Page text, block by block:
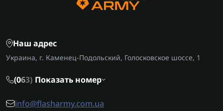
Наш адрес
Украина, г. Каменец-Подольский, Голосковское шоссе, 1
(063) Показать номер
info@flasharmy.com.ua